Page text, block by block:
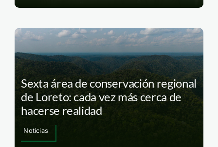
Sexta área de conservación regional
de Loreto: cada vez más cerca de
hacerse realidad
Noticias